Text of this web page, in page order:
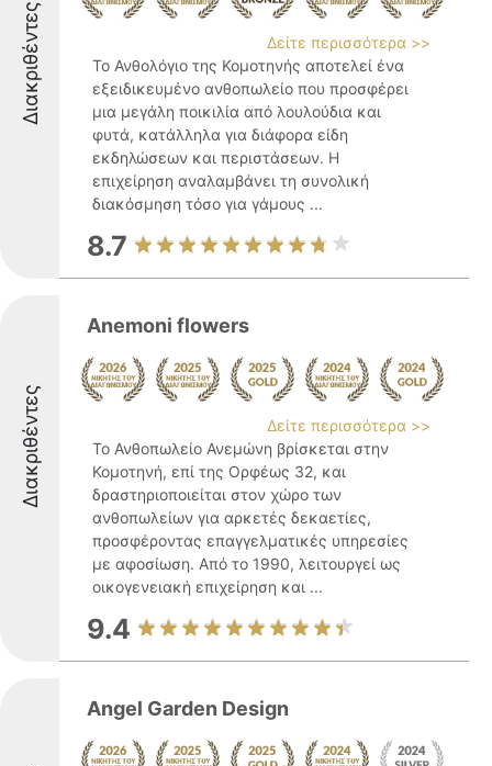
Διακριθέντες
Δείτε περισσότερα >>
Το Ανθολόγιο της Κομοτηνής αποτελεί ένα
εξειδικευμένο ανθοπωλείο που προσφέρει
μια μεγάλη ποικιλία από λουλούδια και
φυτά, κατάλληλα για διάφορα είδη
εκδηλώσεων και περιστάσεων. Η
επιχείρηση αναλαμβάνει τη συνολική
διακόσμηση τόσο για γάμους ...
8.7
Διακριθέντες
Anemoni flowers
Δείτε περισσότερα >>
Το Ανθοπωλείο Ανεμώνη βρίσκεται στην
Κομοτηνή, επί της Ορφέως 32, και
δραστηριοποιείται στον χώρο των
ανθοπωλείων για αρκετές δεκαετίες,
προσφέροντας επαγγελματικές υπηρεσίες
με αφοσίωση. Από το 1990, λειτουργεί ως
οικογενειακή επιχείρηση και ...
9.4
Angel Garden Design